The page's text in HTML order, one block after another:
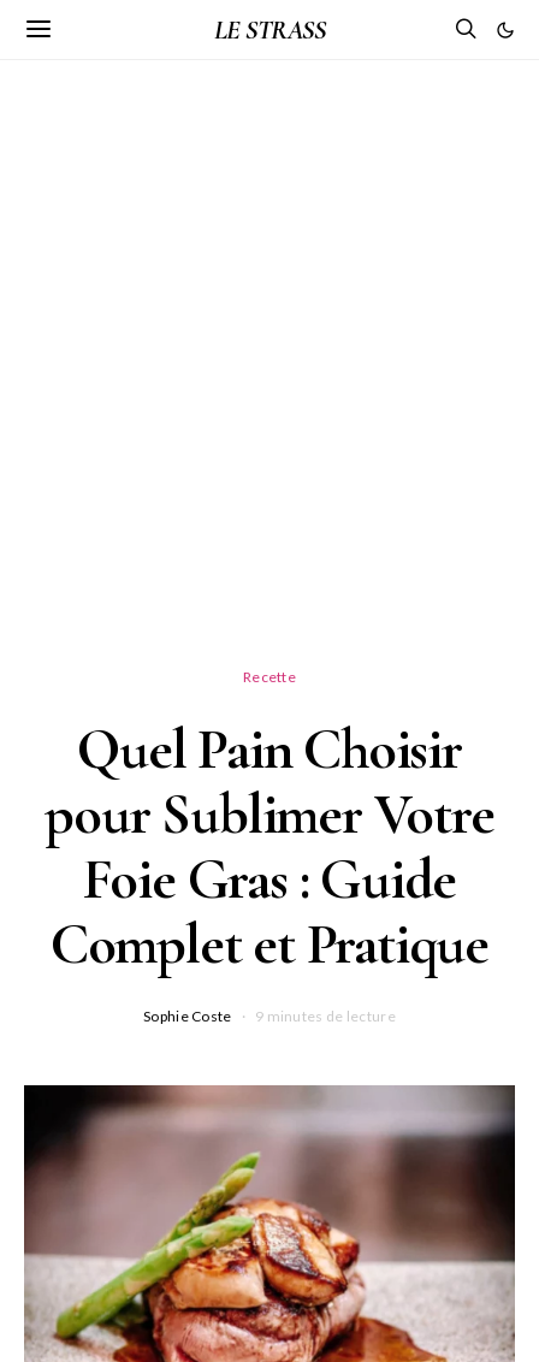
LE STRASS
Recette
Quel Pain Choisir
pour Sublimer Votre
Foie Gras : Guide
Complet et Pratique
Sophie Coste 9 minutes de lecture